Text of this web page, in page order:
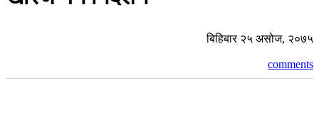
बिहिबार २५ असोज, २०७५
comments